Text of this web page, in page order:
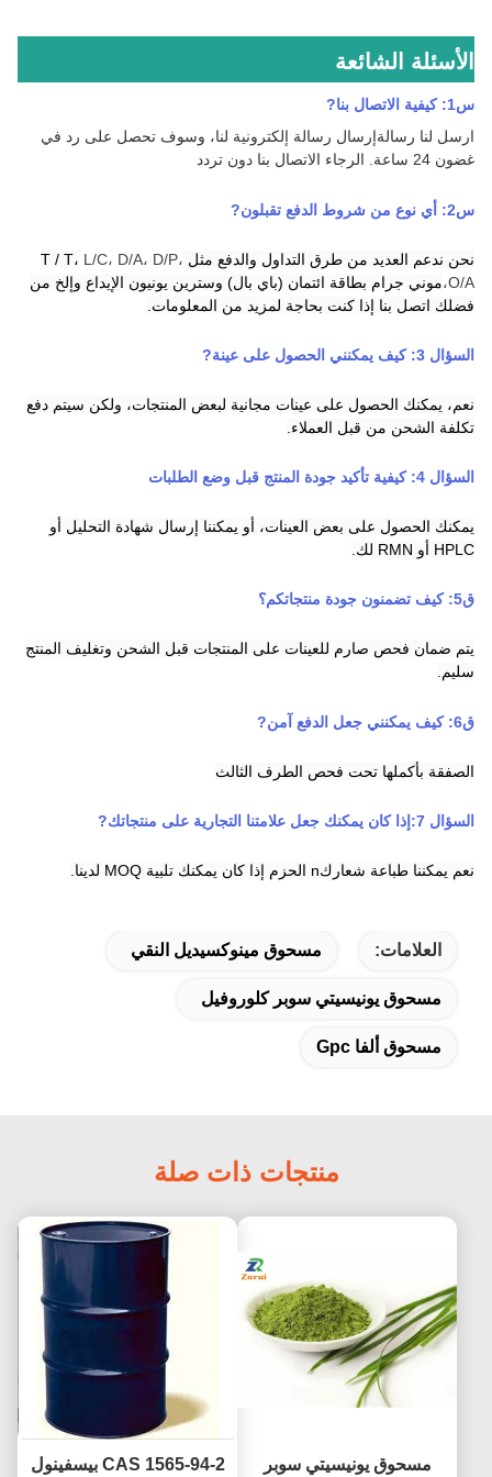
الأسئلة الشائعة
س1: كيفية الاتصال بنا
?
ارسل لنا رسالةإرسال رسالة إلكترونية لنا، وسوف تحصل على رد في
غضون 24 ساعة.
الرجاء الاتصال بنا دون تردد
س2: أي نوع من شروط الدفع تقبلون?
نحن ندعم العديد من طرق التداول والدفع مثل T / T، L/C، D/A، D/P،
O/A، موني جرام بطاقة ائتمان (باي بال) وسترين يونيون الإيداع و إلخ من
فضلك اتصل بنا إذا كنت بحاجة لمزيد من المعلومات.
السؤال 3: كيف يمكنني الحصول على عينة?
نعم، يمكنك الحصول على عينات مجانية لبعض المنتجات، ولكن سيتم دفع
تكلفة الشحن من قبل العملاء.
السؤال 4: كيفية تأكيد جودة المنتج قبل وضع الطلبات
يمكنك الحصول على بعض العينات، أو يمكننا إرسال شهادة التحليل أو
HPLC أو RMN لك.
ق5
: كيف تضمنون جودة منتجاتكم؟
يتم ضمان فحص صارم للعينات على المنتجات قبل الشحن وتغليف المنتج
سليم.
ق6
: كيف يمكنني جعل الدفع آمن?
الصفقة بأكملها تحت فحص الطرف الثالث
السؤال 7: إذا كان يمكنك جعل علامتنا التجارية على منتجاتك?
نعم يمكننا طباعة شعاركn الحزم إذا كان يمكنك تلبية MOQ لدينا.
العلامات: مسحوق مينوكسيديل النقي
مسحوق يونيسيتي سوبر كلوروفيل
مسحوق ألفا Gpc
منتجات ذات صلة
مسحوق يونيسيتي سوبر
CAS 1565-94-2 بيسفينول